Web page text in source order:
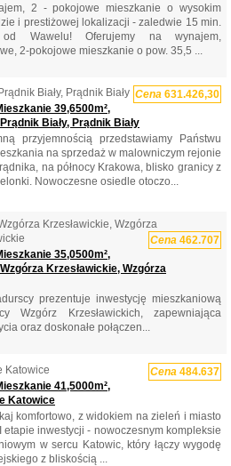
2 - pokojowe mieszkanie o wysokim
i prestiżowej lokalizacji - zaledwie 15 min.
Wawelu! Oferujemy na wynajem,
2-pokojowe mieszkanie o pow. 35,5 ...
Biały, Prądnik Biały Cena 631.426,30
39,6500m²,
Biały, Prądnik Biały
przyjemnością przedstawiamy Państwu
na sprzedaż w malowniczym rejonie
na północy Krakowa, blisko granicy z
Nowoczesne osiedle otoczo...
Krzesławickie, Wzgórza
Cena 462.707
35,0500m²,
Krzesławickie, Wzgórza
prezentuje inwestycję mieszkaniową
Wzgórz Krzesławickich, zapewniająca
oraz doskonałe połączen...
Katowice Cena 484.637
41,5000m²,
Katowice
komfortowo, z widokiem na zieleń i miasto
etapie inwestycji - nowoczesnym kompleksie
w sercu Katowic, który łączy wygodę
z bliskością ...